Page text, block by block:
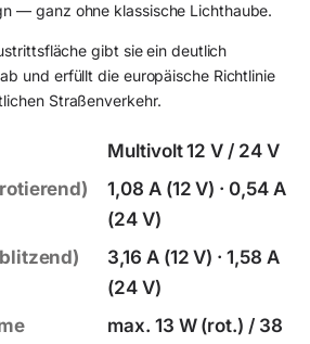
— ganz ohne klassische Lichthaube.
gibt sie ein deutlich
und erfüllt die europäische Richtlinie
Straßenverkehr.
Multivolt 12 V / 24 V
1,08 A (12 V) · 0,54 A
(24 V)
3,16 A (12 V) · 1,58 A
(24 V)
max. 13 W (rot.) / 38